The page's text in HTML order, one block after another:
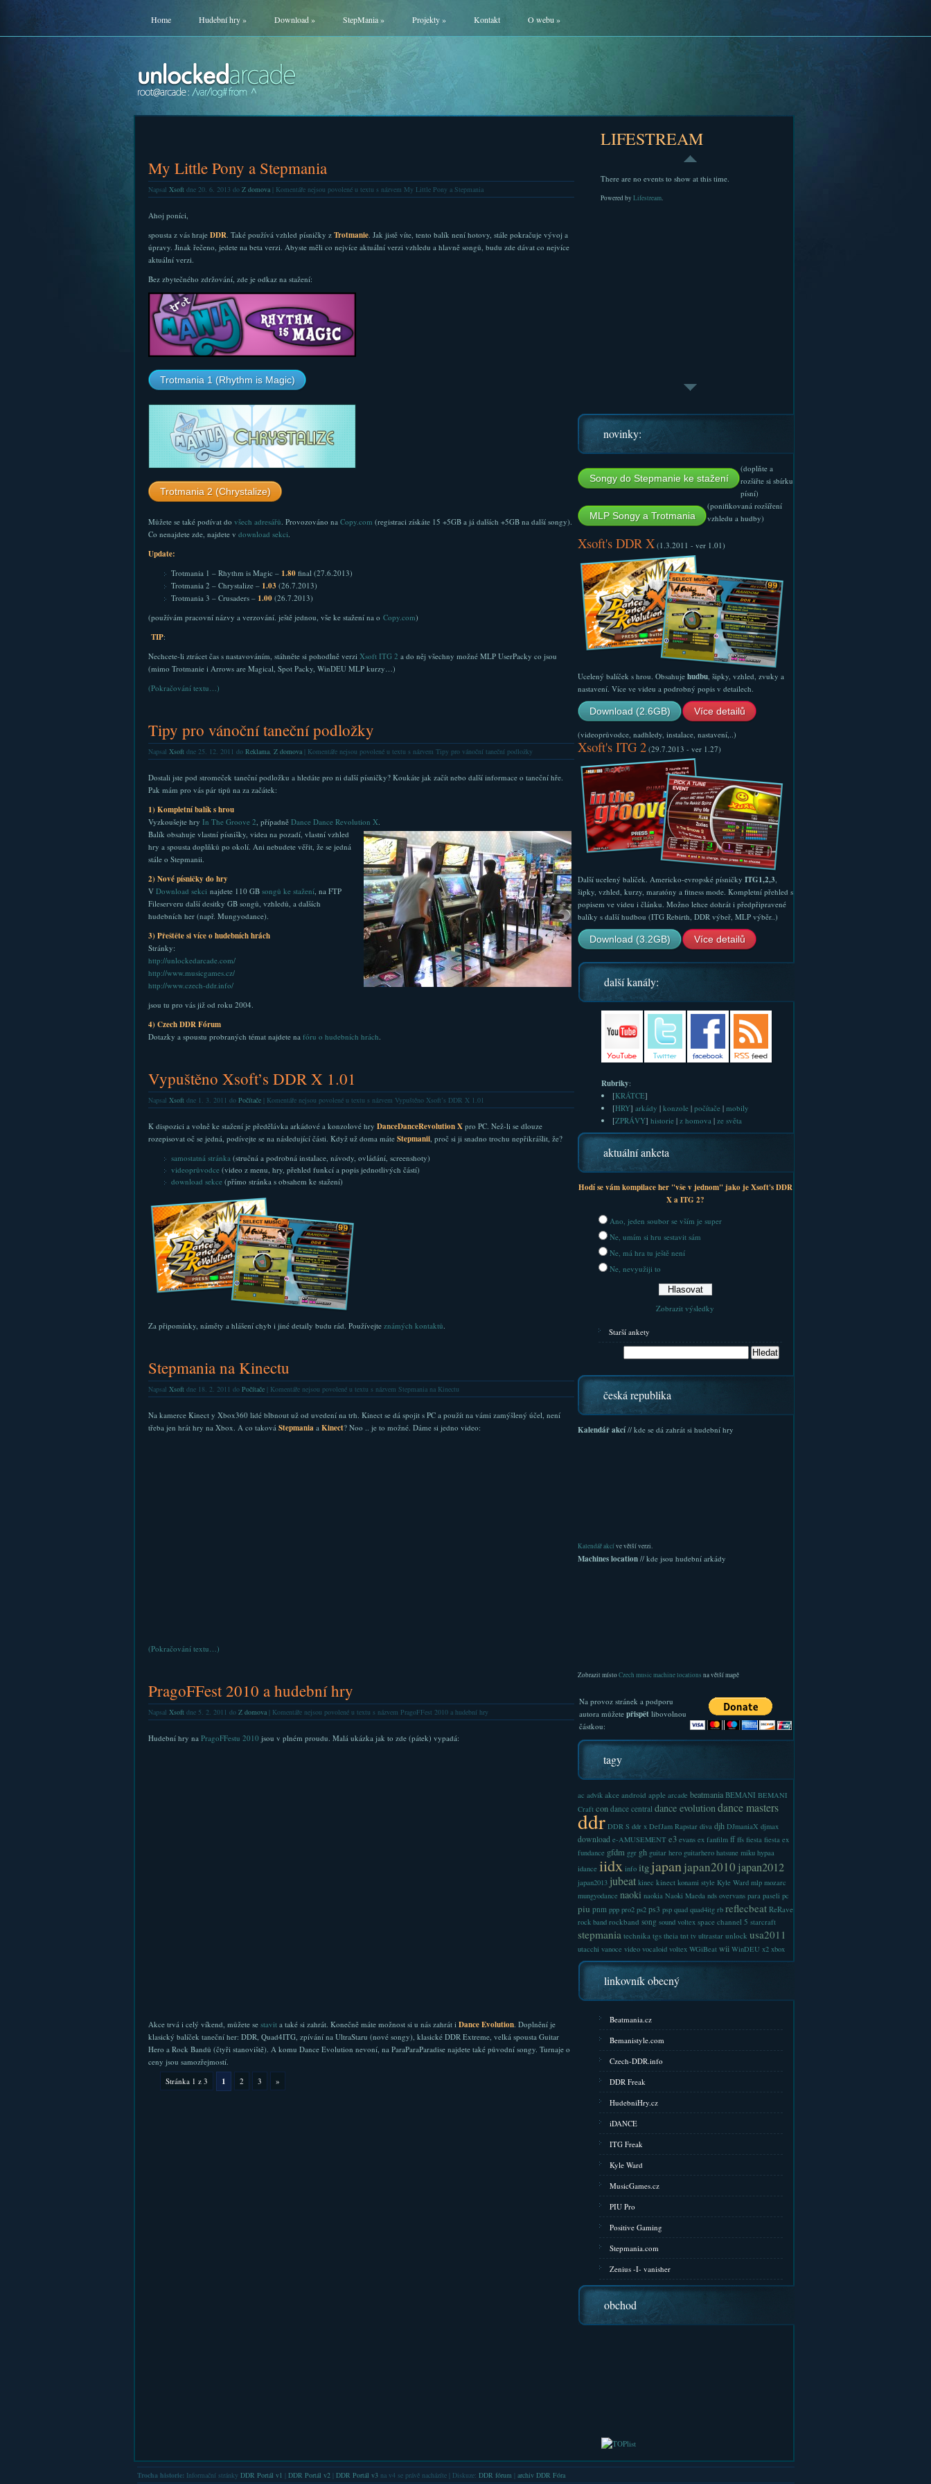
Home Hudební hry» Download» StepMania» Projekty» Kontakt O webu »
My Little Pony a Stepmania
Napsal Xsoftdne 20. 6. 2013 do Z domova| Komentáře nejsou povolenéu textu s názvem My Little Pony a Stepmania
Ahoj poníci,
spousta z vás hraje DDR. Také používá vzhled písničky z Trotmanie. Jak jistě víte, tento balík není hotovy, stále pokračuje vývoj a
úpravy. Jinak řečeno, jedete na beta verzi. Abyste měli co nejvíce aktuální verzi vzhledu a hlavně songů, budu zde dávat co nejvíce
aktuální verzi.
Bez zbytečného zdržování, zde je odkaz na stažení:
Trotmania 1 (Rhythm is Magic)
Trotmania 2 (Chrystalize)
Můžete se také podívat do všech adresářů. Provozováno na Copy.com (registraci získáte 15 +5GB a já dalších +5GB na další songy).
Co nenajdete zde, najdete v download sekci.
Update:
Trotmania 1 – Rhythm is Magic –1.80final (27.6.2013)
Trotmania 2 – Chrystalize –1.03 (26.7.2013)
Trotmania 3 – Crusaders –1.00(26.7.2013)
(používám pracovní názvy a verzování. ještě jednou, vše ke stažení na o Copy.com)
TIP:
Nechcete-li ztrácet čas s nastavováním, stáhněte si pohodlně verzi Xsoft ITG 2 a do něj všechny možné MLP UserPacky co jsou
(mimo Trotmanie i Arrows are Magical, Spot Packy, WinDEU MLP kurzy…)
(Pokračování textu…)
Tipy pro vánoční taneční podložky
Napsal Xsoftdne 25. 12. 2011 do Reklama, Z domova| Komentáře nejsou povolenéu textu s názvem Tipy pro vánoční taneční podložky
Dostali jste pod stromeček taneční podložku a hledáte pro ni další písničky? Koukáte jak začít nebo další informace o taneční hře.
Pak mám pro vás pár tipů na za začátek:
1) Kompletní balík s hrou
Vyzkoušejte hry In The Groove 2, případně Dance Dance Revolution X.
Balík obsahuje vlastní písnišky, videa na pozadí, vlastní vzhled
hry a spousta doplňků po okolí. Ani nebudete věřit, že se jedná
stále o Stepmanii.
2) Nové písničky do hry
V Download sekcinajdete 110 GB songů ke stažení, na FTP
Fileserveru další desitky GB songů, vzhledů, a dalších
hudebních her (např. Mungyodance).
3) Přeštěte si více o hudebních hrách
Stránky:
http://unlockedarcade.com/
http://www.musicgames.cz/
http://www.czech-ddr.info/
jsou tu pro vás již od roku 2004.
4) Czech DDR Fórum
Dotazky a spoustu probraných témat najdete na fóru o hudebních hrách.
Vypuštěno Xsoft’s DDR X 1.01
Napsal Xsoftdne 1. 3. 2011 do Počítače| Komentáře nejsou povolenéu textu s názvem Vypuštěno Xsoft’s DDR X 1.01
K dispozici a volně ke stažení je předělávka arkádové a konzolové hry DanceDanceRevolution Xpro PC. Než-li se dlouze
rozepisovat oč se jedná, podívejte se na následující části. Když už doma máte Stepmanii, proč si ji snadno trochu nepřikrášlit, že?
samostatná stránka(stručná a podrobná instalace, návody, ovládání, screenshoty)
videoprůvodce(video z menu, hry, přehled funkcí a popis jednotlivých částí)
download sekce(přímo stránka s obsahem ke stažení)
Za připomínky, náměty a hlášení chyb i jiné detaily budu rád. Používejte známých kontaktů.
Stepmania na Kinectu
Napsal Xsoftdne 18. 2. 2011 do Počítače| Komentáře nejsou povolenéu textu s názvem Stepmania na Kinectu
Na kamerce Kinect y Xbox360 lidé blbnout už od uvedení na trh. Kinect se dá spojit s PC a použít na vámi zamýšlený účel, není
třeba jen hrát hry na Xbox. A co taková Stepmania a Kinect? Noo .. je to možné. Dáme si jedno video:
(Pokračování textu…)
PragoFFest 2010 a hudební hry
Napsal Xsoftdne 5. 2. 2011 do Z domova| Komentáře nejsou povolenéu textu s názvem PragoFFest 2010 a hudební hry
Hudební hry na PragoFFestu 2010 jsou v plném proudu. Malá ukázka jak to zde (pátek) vypadá:
Akce trvá i celý víkend, můžete se stavita také si zahrát. Konečně máte možnost si u nás zahrát i Dance Evolution. Doplnění je
klasický balíček taneční her: DDR, Quad4ITG, zpívání na UltraStaru (nové songy), klasické DDR Extreme, velká spousta Guitar
Hero a Rock Bandů (čtyři stanoviště). A komu Dance Evolution nevoní, na ParaParaParadise najdete také původní songy. Turnaje o
ceny jsou samozřejmostí.
Stránka 1 z 3
1 2 3 »
LIFESTREAM
There are no events to show at this time.
Powered by Lifestream.
novinky:
Songy do Stepmanie ke stažení
(doplňte a
rozšiřte si sbírku
písní)
MLP Songy a Trotmania
(ponifikovaná rozšíření
vzhledu a hudby)
Xsoft's DDR X(1.3.2011 - ver 1.01)
Ucelený balíček s hrou. Obsahuje hudbu, šipky, vzhled, zvuky a
nastavení. Více ve videu a podrobný popis v detailech.
Download (2.6GB) Více detailů
(videoprůvodce, nadhledy, instalace, nastavení,..)
Xsoft's ITG 2(29.7.2013 - ver 1.27)
Další ucelený balíček. Americko-evropské písničky ITG1,2,3,
šipky, vzhled, kurzy, maratóny a fitness mode. Kompletní přehled s
popisem ve videu i článku. Možno lehce dohrát i předpřipravené
balíky s další hudbou (ITG Rebirth, DDR výbeř, MLP výběr..)
Download (3.2GB) Více detailů
další kanály:
Rubriky:
[KRÁTCE]
[HRY] arkády | konzole| počítače| mobily
[ZPRÁVY] historie| z homova| ze světa
aktuální anketa
Hodí se vám kompilace her "vše v jednom" jako je Xsoft's DDR
X a ITG 2?
Ano, jeden soubor se vším je super
Ne, umím si hru sestavit sám
Ne, má hra tu ještě není
Ne, nevyužiji to
Zobrazit výsledky
Starší ankety
česká republika
Kalendář akcí// kde se dá zahrát si hudební hry
Kalendář akcíve větší verzi.
Machines location// kde jsou hudební arkády
Zobrazit místoCzech music machine locations na větší mapě
Na provoz stránek a podporu
autora můžete přispětlibovolnou
částkou:
tagy
ac advik akce android apple arcade beatmania BEMANI BEMANI
Craft con dance central dance evolutiondance masters
ddr DDR S ddr x DefJam Rapstar diva djh DJmaniaX djmax
download e-AMUSEMENT e3 evans ex fanfilm ff ffs fiesta fiesta ex
fundance gfdm ggr gh guitar hero guitarhero hatsune miku hypaa
idance iidx info itg japanjapan2010 japan2012
japan2013 jubeat kinec kinect konami style Kyle Ward mlp mozarc
mungyodance naoki naokia Naoki Maeda nds overvans para paseli pc
piu pnm ppp pro2 ps2 ps3 psp quad quad4itg rb reflecbeat ReRave
rock band rockband song sound voltex space channel 5 starcraft
stepmania technika tgs theia tnt tv ultrastar unlock usa2011
utacchi vanoce video vocaloid voltex WGiBeat wii WinDEU x2 xbox
linkovník obecný
Beatmania.cz
Bemanistyle.com
Czech-DDR.info
DDR Freak
HudebniHry.cz
iDANCE
ITG Freak
Kyle Ward
MusicGames.cz
PIU Pro
Positive Gaming
Stepmania.com
Zenius -I- vanisher
obchod
Trocha historie: Informační stránky DDR Portál v1 DDR Portál v2| DDR Portál v3na v4 se právě nacházíte | Diskuze: DDR fórum archiv DDR Fóra